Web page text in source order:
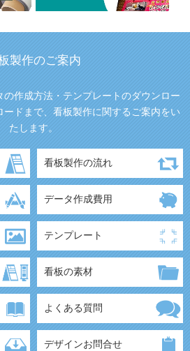
製作のご案内
作成方法・テンプレートのダウンロー
ードまで、看板製作に関するご案内をい
たします。
看板製作の流れ
データ作成費用
テンプレート
看板の素材
よくある質問
デザインお問合せ